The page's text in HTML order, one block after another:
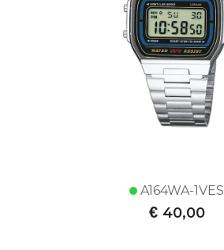
A164WA-1VES
€ 40,00